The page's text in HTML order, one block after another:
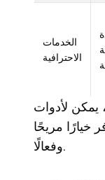
الخدمات
الاحترافية
يمكن لأدوات
خيارًا مريحًا
وفعالًا.